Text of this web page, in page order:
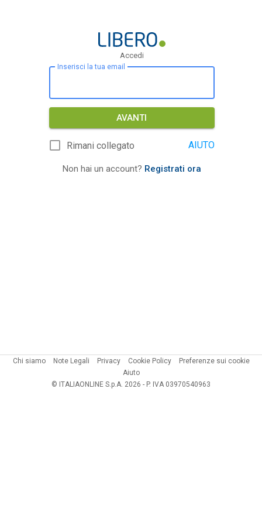
Accedi
Inserisci la tua email
AVANTI
Rimani collegato AIUTO
Non hai un account? Registrati ora
Chi siamo Note Legali Privacy Cookie Policy
Preferenze sui cookie
Aiuto
© ITALIAONLINE S.p.A. 2026 - P. IVA 03970540963